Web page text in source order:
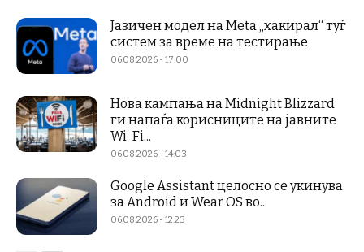
Јазичен модел на Meta „хакирал“ туѓ
систем за време на тестирање
06.08.2026 - 17:00
Нова кампања на Midnight Blizzard
ги напаѓа корисниците на јавните
Wi-Fi...
06.08.2026 - 14:03
Google Assistant целосно се укинува
за Android и Wear OS во...
06.08.2026 - 12:23